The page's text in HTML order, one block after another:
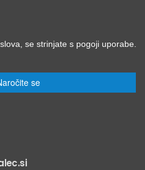
se strinjate s pogoji uporabe.
se